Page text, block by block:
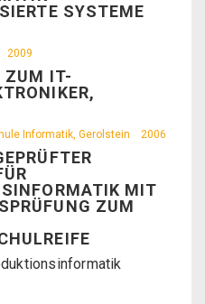
SYSTEME
2009
ZUM IT-
Informatik, Gerolstein 2006
MIT
ZUM